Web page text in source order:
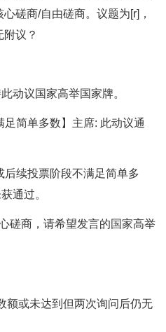
磋商/自由磋商。议题为[r]，
议？
动议国家高举国家牌。
简单多数】主席: 此动议通
后续投票阶段不满足简单多
通过。
磋商，请希望发言的国家高举
额或未达到但两次询问后仍无